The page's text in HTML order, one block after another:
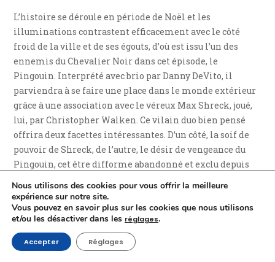
L’histoire se déroule en période de Noël et les
illuminations contrastent efficacement avec le côté
froid de la ville et de ses égouts, d’où est issu l’un des
ennemis du Chevalier Noir dans cet épisode, le
Pingouin. Interprété avec brio par Danny DeVito, il
parviendra à se faire une place dans le monde extérieur
grâce à une association avec le véreux Max Shreck, joué,
lui, par Christopher Walken. Ce vilain duo bien pensé
offrira deux facettes intéressantes. D’un côté, la soif de
pouvoir de Shreck, de l’autre, le désir de vengeance du
Pingouin, cet être difforme abandonné et exclu depuis
besoin l’une de l’autre et de dichotomie reflétant encore
une fois le personnage de Bruce Wayne / Batman puisque
le premier pourrait être amené à négocier avec le
businessman le jour tandis que le second combattrait
l’homme-alcidé la nuit.
Nous utilisons des cookies pour vous offrir la meilleure
expérience sur notre site.
Vous pouvez en savoir plus sur les cookies que nous utilisons
et/ou les désactiver dans les réglages.
Accepter Réglages